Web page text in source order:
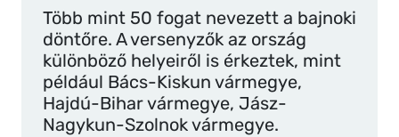
Több mint 50 fogat nevezett a bajnoki
döntőre. A versenyzők az ország
különböző helyeiről is érkeztek, mint
például Bács-Kiskun vármegye,
Hajdú-Bihar vármegye, Jász-
Nagykun-Szolnok vármegye.